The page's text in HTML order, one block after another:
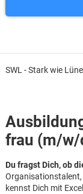
SWL - Stark wie
frau (m/w/
Du fragst Dich, ob
Organisationstalent,
kennst Dich mit